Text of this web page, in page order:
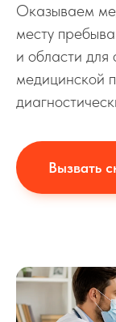
Оказываем
месту
и области для
медицинской
Вызвать